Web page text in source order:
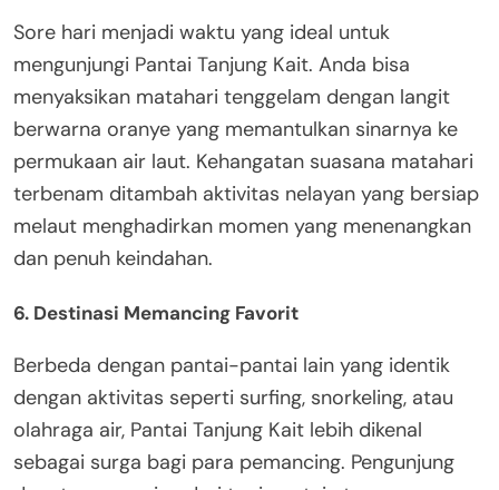
Sore hari menjadi waktu yang ideal untuk
mengunjungi Pantai Tanjung Kait. Anda bisa
menyaksikan matahari tenggelam dengan langit
berwarna oranye yang memantulkan sinarnya ke
permukaan air laut. Kehangatan suasana matahari
terbenam ditambah aktivitas nelayan yang bersiap
melaut menghadirkan momen yang menenangkan
dan penuh keindahan.
6. Destinasi Memancing Favorit
Berbeda dengan pantai-pantai lain yang identik
dengan aktivitas seperti surfing, snorkeling, atau
olahraga air, Pantai Tanjung Kait lebih dikenal
sebagai surga bagi para pemancing. Pengunjung